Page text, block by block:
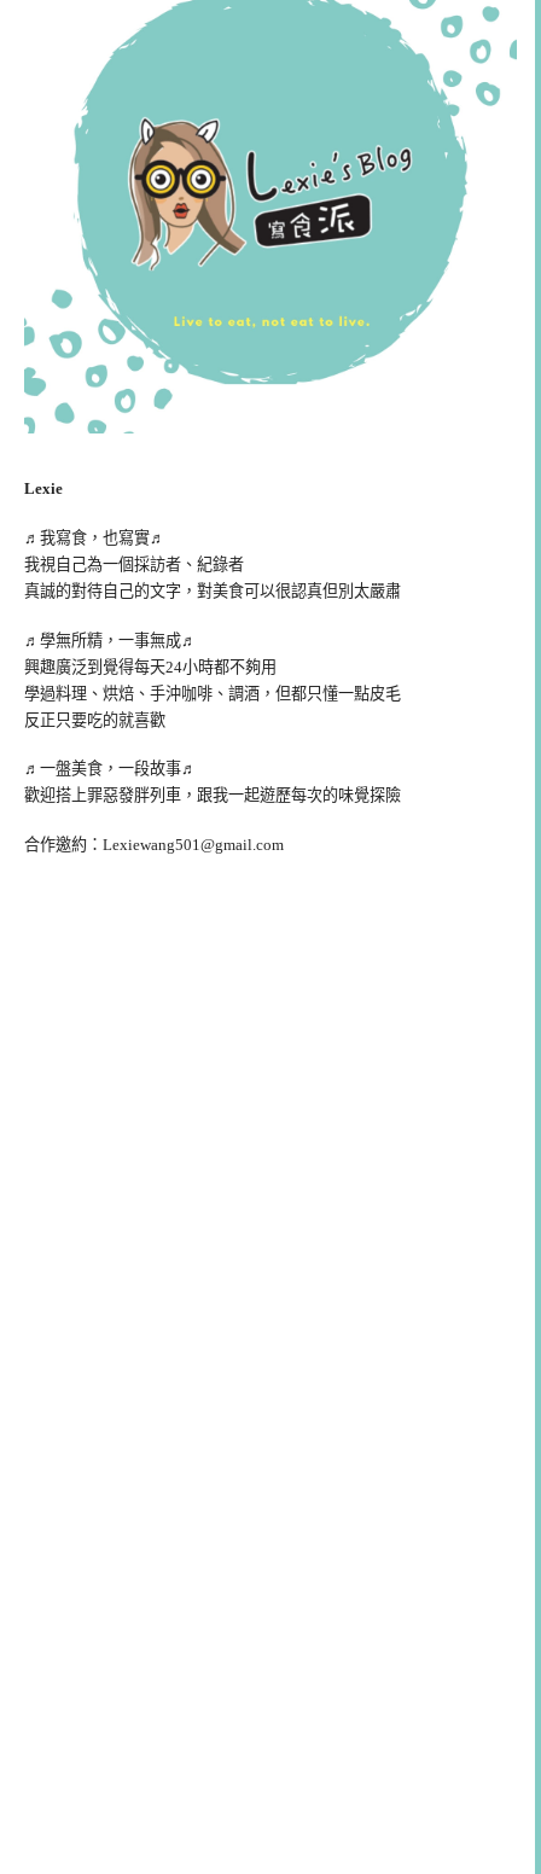
Lexie
♬我寫食，也寫實♬
我視自己為一個採訪者、紀錄者
真誠的對待自己的文字，對美食可以很認真但別太嚴肅
♬學無所精，一事無成♬
興趣廣泛到覺得每天24小時都不夠用
學過料理、烘焙、手沖咖啡、調酒，但都只懂一點皮毛
反正只要吃的就喜歡
♬一盤美食，一段故事♬
歡迎搭上罪惡發胖列車，跟我一起遊歷每次的味覺探險
合作邀約： Lexiewang501@gmail.com